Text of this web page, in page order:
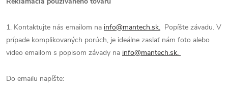
1. Kontaktujte nás emailom na info@mantech.sk. Popíšte závadu. V
prípade komplikovaných porúch, je ideálne zaslať nám foto alebo
video emailom s popisom závady na info@mantech.sk.
Do emailu napíšte: